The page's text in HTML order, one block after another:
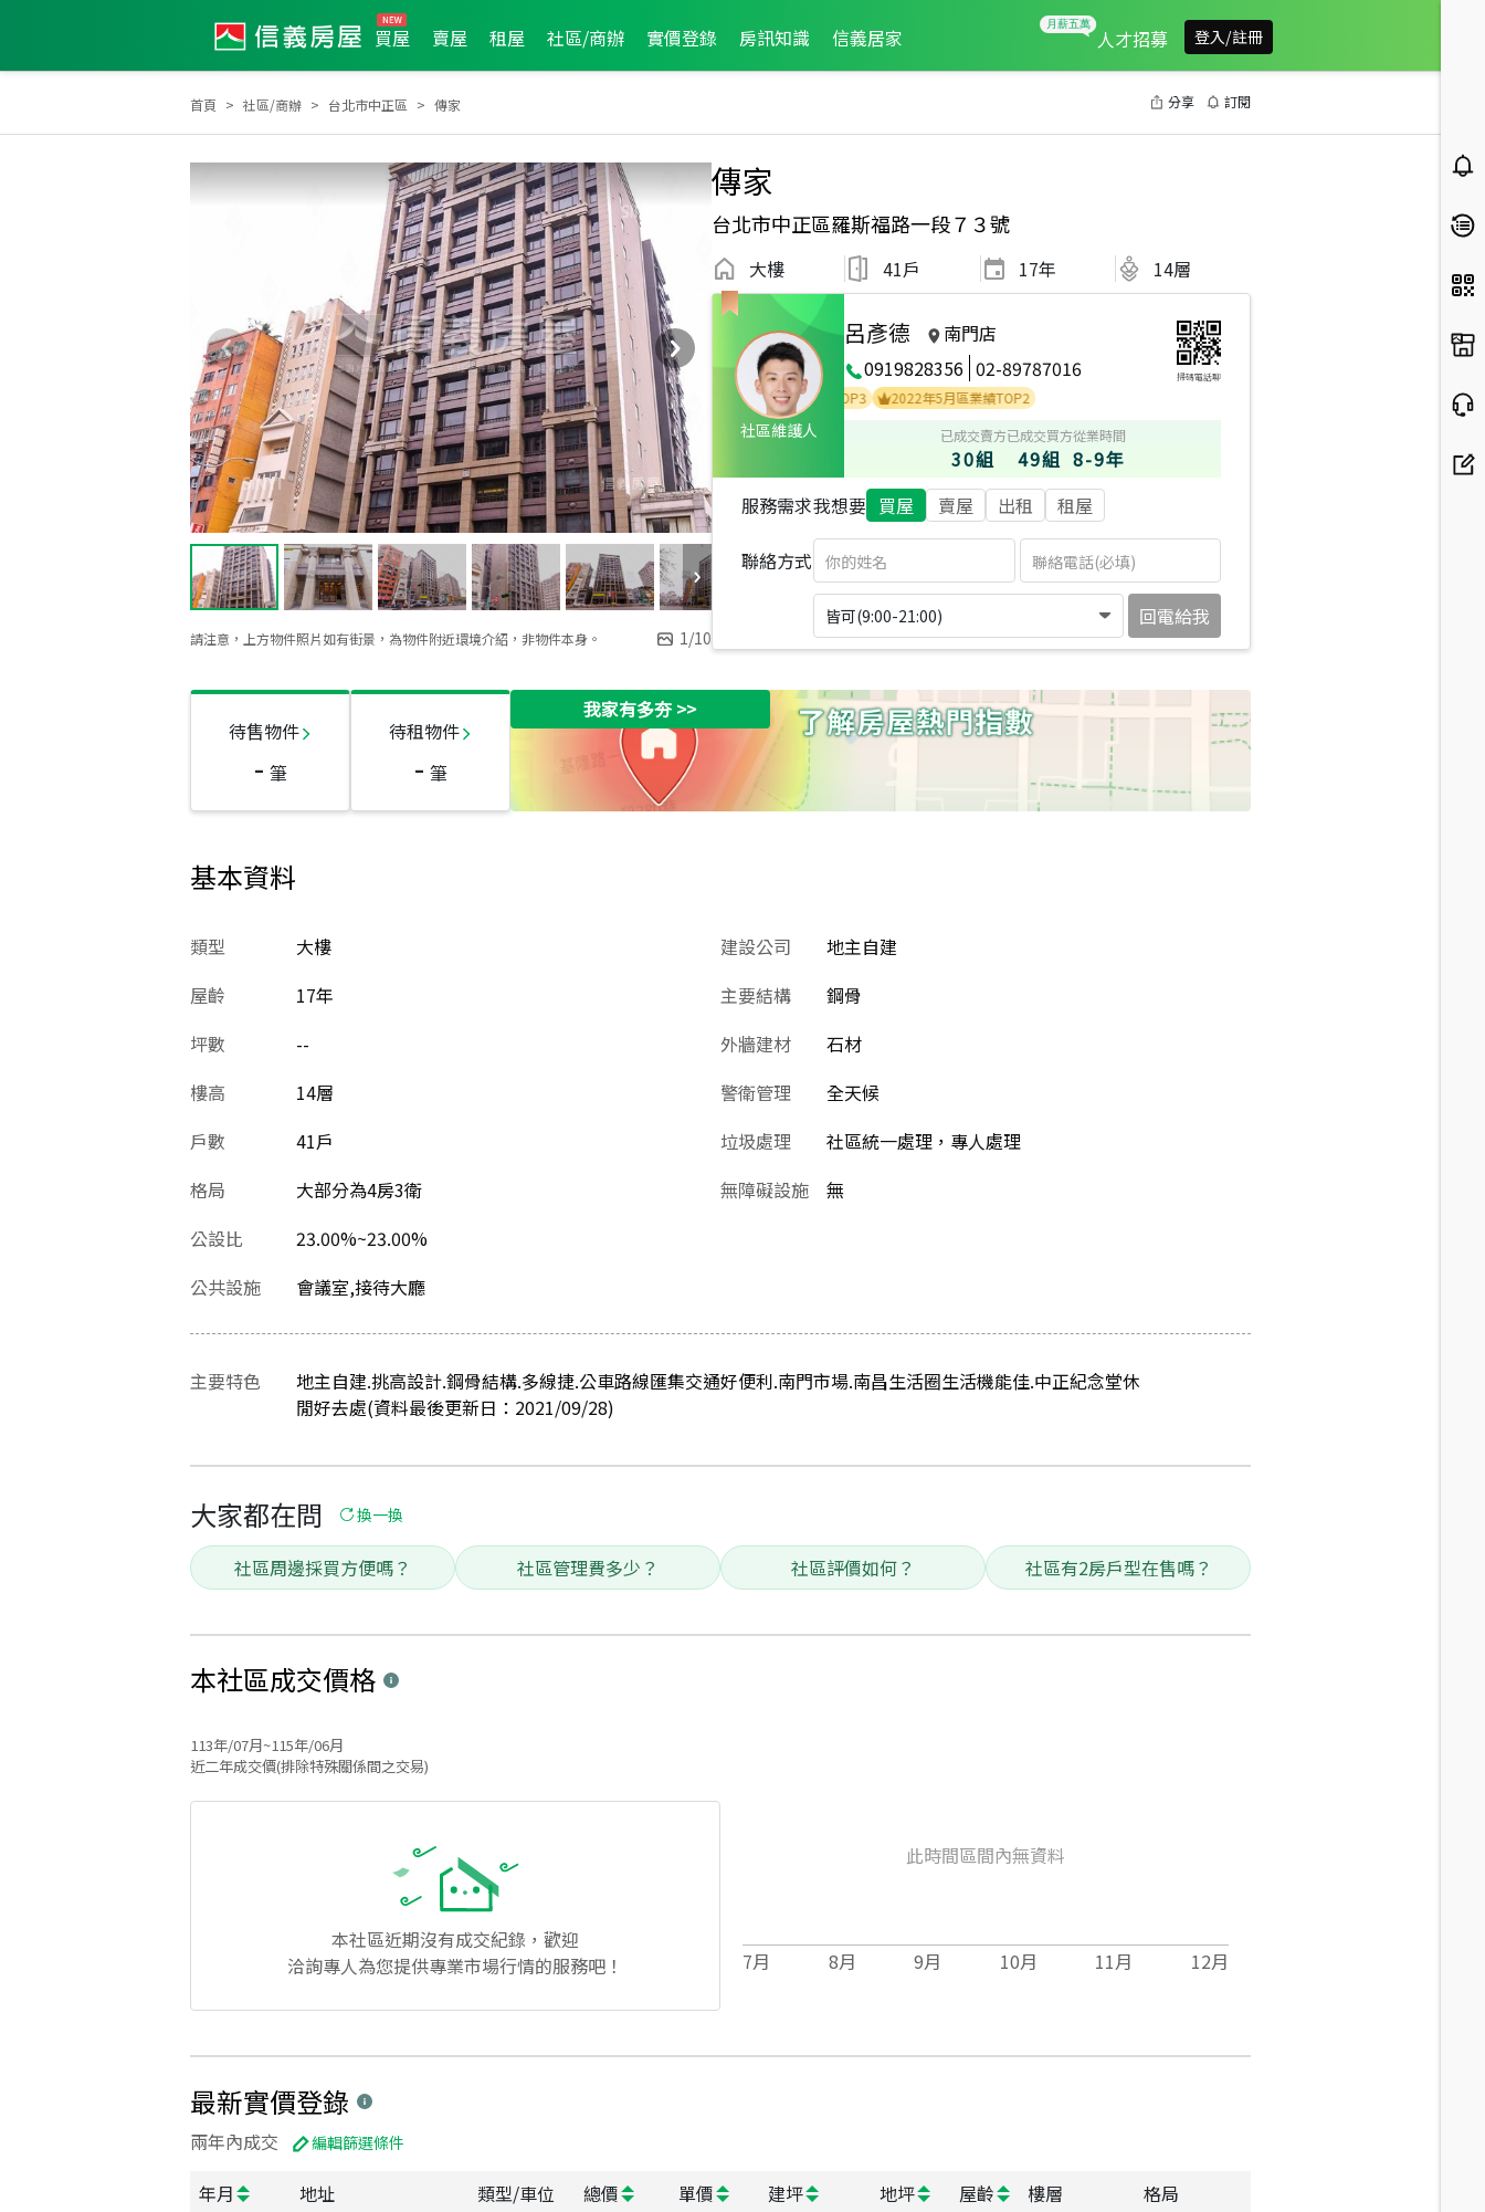
買屋 賣屋 租屋 社區/商辦 實價登錄 房訊知識 信義居家 人才招募 登入/註冊
首頁 社區/商辦 台北市中正區 傳家 分享 訂閱
請注意，上方物件照片如有街景，為物件附近環境介紹，非物件本身。 1/10
傳家
台北市中正區羅斯福路一段７３號
大樓 41戶 17年 14層
社區維護人
呂彥德
南門店
0919828356 02-89787016 掃碼電話聊
2024年1月區業績TOP2 2023年7月區業績TOP3 2022年9月區業績TOP2 2022年7月區業績TOP3
2022年5月區業績TOP2
已成交賣方
30組
已成交買方
49組
從業時間
8-9年
服務需求我想要 買屋 賣屋 出租 租屋
聯絡方式
皆可(9:00-21:00) 回電給我
待售物件
- 筆
待租物件
- 筆
我家有多夯>>
基本資料
類型
大樓
屋齡
17年
坪數
--
樓高
14層
戶數
41戶
格局
大部分為4房3衛
公設比
23.00%~23.00%
建設公司
地主自建
主要結構
鋼骨
外牆建材
石材
警衛管理
全天候
垃圾處理
社區統一處理，專人處理
無障礙設施
無
公共設施 會議室,接待大廳
主要特色
地主自建.挑高設計.鋼骨結構.多線捷.公車路線匯集交通好便利.南門市場.南昌生活圈生活機能佳.中正紀念堂休
閒好去處(資料最後更新日：2021/09/28)
大家都在問 換一換
社區周邊採買方便嗎？ 社區管理費多少？ 社區評價如何？ 社區有2房戶型在售嗎？
本社區成交價格
113年/07月~115年/06月
近二年成交價(排除特殊關係間之交易)
本社區近期沒有成交紀錄，歡迎
洽詢專人為您提供專業市場行情的服務吧！
此時間區間內無資料
7月 8月 9月 10月 11月 12月
最新實價登錄
兩年內成交 編輯篩選條件
年月 地址 類型/車位 總價 單價 建坪 地坪 屋齡 樓層 格局